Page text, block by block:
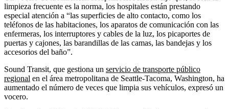
limpieza frecuente es la norma, los hospitales están prestando
especial atención a “las superficies de alto contacto, como los
teléfonos de las habitaciones, los aparatos de comunicación con las
enfermeras, los interruptores y cables de la luz, los picaportes de
puertas y cajones, las barandillas de las camas, las bandejas y los
accesorios del baño”.
Sound Transit, que gestiona un servicio de transporte público
regional en el área metropolitana de Seattle-Tacoma, Washington, ha
aumentado el número de veces que limpia sus vehículos, expresó un
vocero.